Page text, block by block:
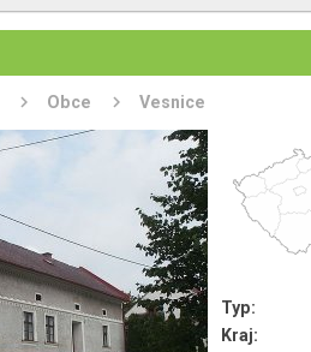
Obce Vesnice
Typ:
Kraj: